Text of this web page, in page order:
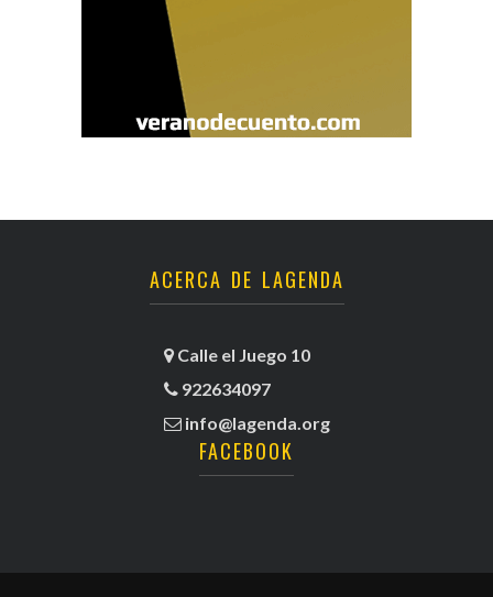
ACERCA DE LAGENDA
Calle el Juego 10
922634097
info@lagenda.org
FACEBOOK